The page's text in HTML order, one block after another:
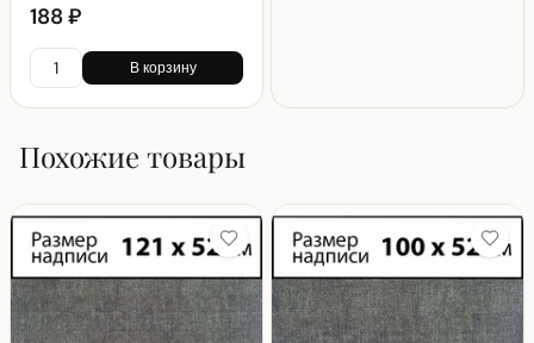
188 ₽
В корзину
Похожие товары